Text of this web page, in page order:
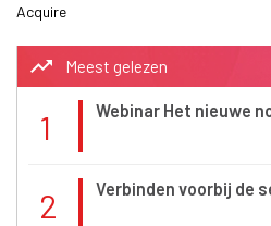
Acquire
trending_up Meest gelezen
1 Webinar Het nieuwe
2 Verbinden voorbij de